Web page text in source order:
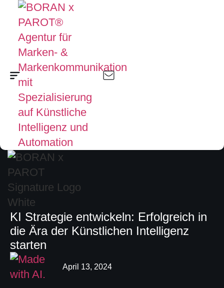
KI Strategie entwickeln: Erfolgreich in
die Ära der Künstlichen Intelligenz
starten
April 13, 2024